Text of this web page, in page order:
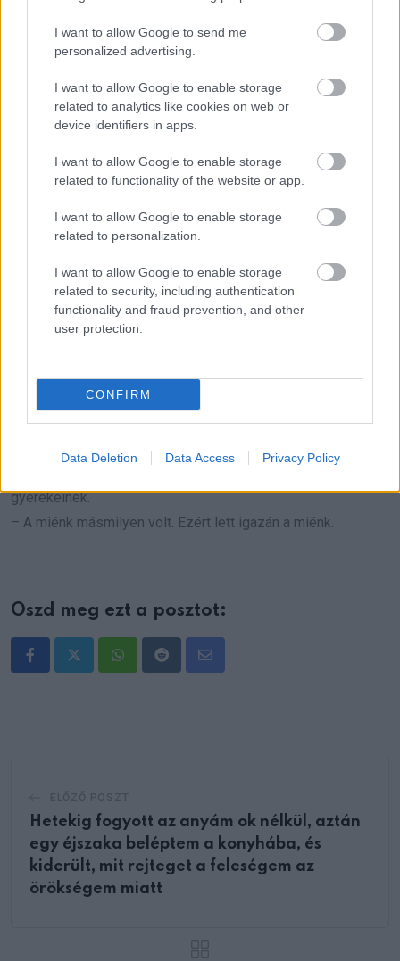
I want to allow Google to send me
personalized advertising.
I want to allow Google to enable storage
related to analytics like cookies on web or
device identifiers in apps.
I want to allow Google to enable storage
related to functionality of the website or app.
I want to allow Google to enable storage
related to personalization.
I want to allow Google to enable storage
related to security, including authentication
functionality and fraud prevention, and other
user protection.
CONFIRM
Data Deletion Data Access Privacy Policy
– Szeretném – mondta. – A család választható is.
Örökbe fogadtak egy riadt kislányt, Ellát. Később másik két
gyermeket is, Liamet és Miát. A valaha néma ház megtelt
szeretettel, amelynek nem kellett mások mintájára
A város beszélt róluk. Suttogtak, ítélkeztek. A szavaik
azonban soha nem lépték át a Shaw-otthon küszöbét.
Matildát egykor eladták. A végén mégis ő győzött.
Társat kapott.
Gyerekeket kapott.
Életet kapott, amit ő választott, és amit meg is védett.
gyerekeinek.
– A miénk másmilyen volt. Ezért lett igazán a miénk.
Oszd meg ezt a posztot:
WhatsappRedditShare
Hetekig fogyott az anyám ok nélkül, aztán
egy éjszaka beléptem a konyhába, és
kiderült, mit rejteget a feleségem az
örökségem miatt